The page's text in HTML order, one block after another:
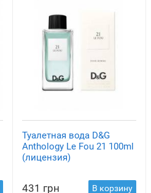
Туалетная вода D&G
Anthology Le Fou 21 100ml
(лицензия)
431 грн В корзину